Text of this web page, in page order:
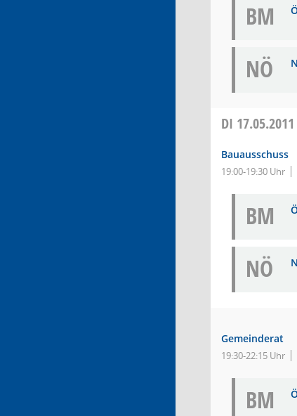
BM
NÖ
DI 17.05.2011
Bauausschuss
19:00-19:30 Uhr
BM
NÖ
Gemeinderat
19:30-22:15 Uhr
BM